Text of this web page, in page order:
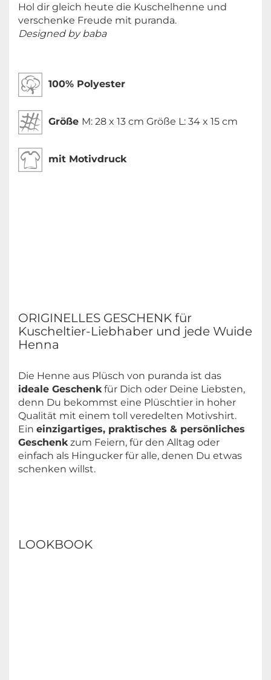
Hol dir gleich heute die Kuschelhenne und
verschenke Freude mit puranda.
Designed by baba
100% Polyester
Größe M: 28 x 13 cm Größe L: 34 x 15 cm
mit Motivdruck
ORIGINELLES GESCHENK für
Kuscheltier-Liebhaber und jede Wuide
Henna
Die Henne aus Plüsch von puranda ist das
ideale Geschenk für Dich oder Deine Liebsten,
denn Du bekommst eine Plüschtier in hoher
Qualität mit einem toll veredelten Motivshirt.
Ein einzigartiges, praktisches & persönliches
Geschenk zum Feiern, für den Alltag oder
einfach als Hingucker für alle, denen Du etwas
schenken willst.
LOOKBOOK